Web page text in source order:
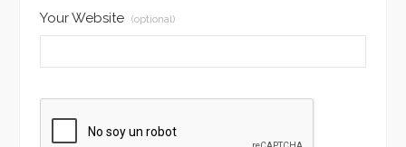
Your Website (optional)